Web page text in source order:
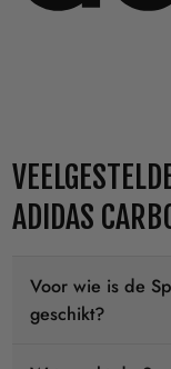
ADIDAS
Voor wie is de
geschikt?